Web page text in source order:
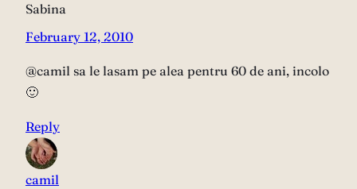
Sabina
February 12, 2010
@camil sa le lasam pe alea pentru 60 de ani, incolo
🙂
Reply
camil